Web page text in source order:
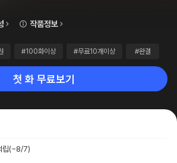
작품정보
#100화이상 #무료10개이상 #완결
첫 화 무료보기
(~8/7)